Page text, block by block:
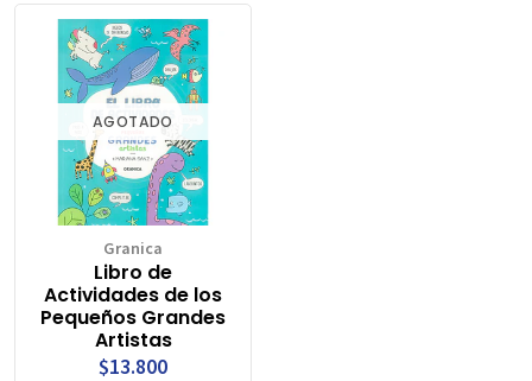
AGOTADO
Granica
Libro de
Actividades de los
Pequeños Grandes
Artistas
$13.800